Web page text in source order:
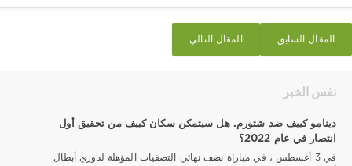
المقال التالي المقال السابق
نفس الخبر
دينامو كييف ضد شتورم. هل سيتمكن سكان كييف من تحقيق أول
انتصار في عام 2022؟
في 3 أغسطس ، في مباراة نصف نهائي التصفيات المؤهلة لدوري أبطال